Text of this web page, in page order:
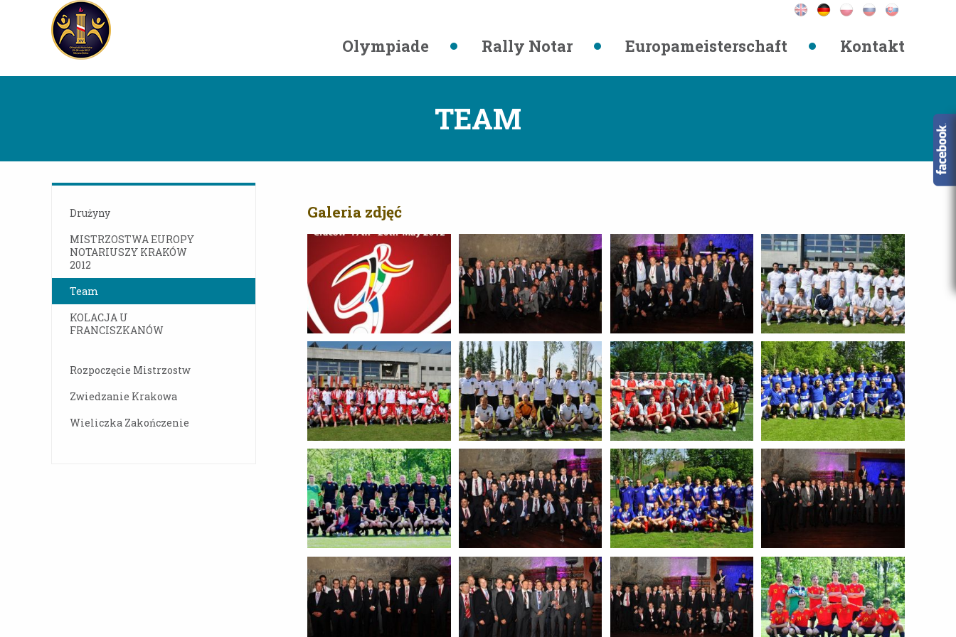
Olympiade Rally Notar Europameisterschaft Kontakt
TEAM
Drużyny
MISTRZOSTWA EUROPY
NOTARIUSZY KRAKÓW
2012
Team
KOLACJA U
FRANCISZKANÓW
Rozpoczęcie Mistrzostw
Zwiedzanie Krakowa
Wieliczka Zakończenie
Galeria zdjęć